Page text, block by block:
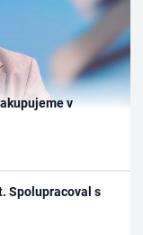
v
Spolupracoval s